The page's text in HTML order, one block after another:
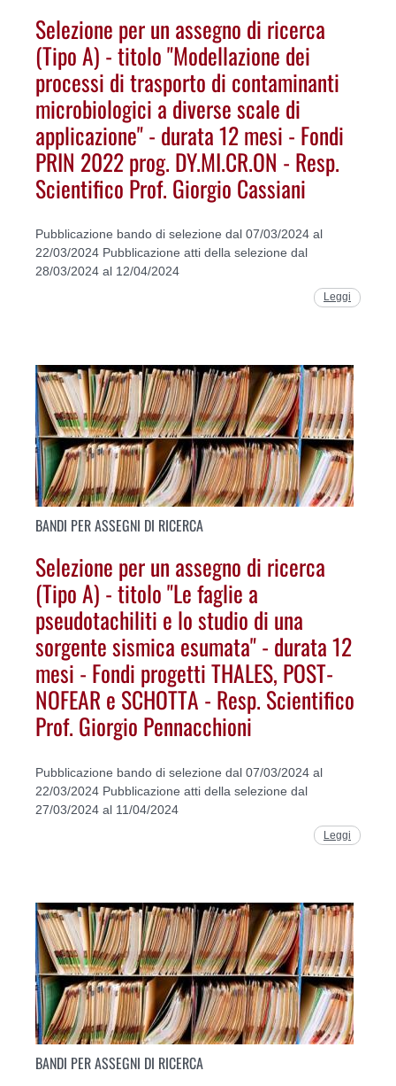
Selezione per un assegno di ricerca
(Tipo A) - titolo "Modellazione dei
processi di trasporto di contaminanti
microbiologici a diverse scale di
applicazione" - durata 12 mesi - Fondi
PRIN 2022 prog. DY.MI.CR.ON - Resp.
Scientifico Prof. Giorgio Cassiani
Pubblicazione bando di selezione dal 07/03/2024 al
22/03/2024 Pubblicazione atti della selezione dal
28/03/2024 al 12/04/2024
Leggi
BANDI PER ASSEGNI DI RICERCA
Selezione per un assegno di ricerca
(Tipo A) - titolo "Le faglie a
pseudotachiliti e lo studio di una
sorgente sismica esumata" - durata 12
mesi - Fondi progetti THALES, POST-
NOFEAR e SCHOTTA - Resp. Scientifico
Prof. Giorgio Pennacchioni
Pubblicazione bando di selezione dal 07/03/2024 al
22/03/2024 Pubblicazione atti della selezione dal
27/03/2024 al 11/04/2024
Leggi
BANDI PER ASSEGNI DI RICERCA